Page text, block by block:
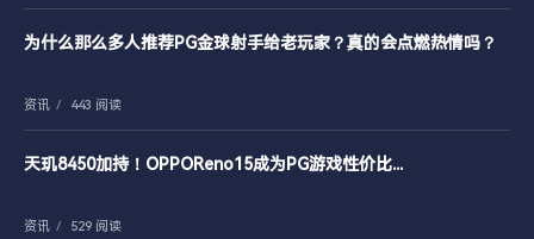
为什么那么多人推荐PG金球射手给老玩家？真的会点燃热情吗？
资讯 / 443 阅读
天玑8450加持！OPPOReno15成为PG游戏性价比...
资讯 / 529 阅读